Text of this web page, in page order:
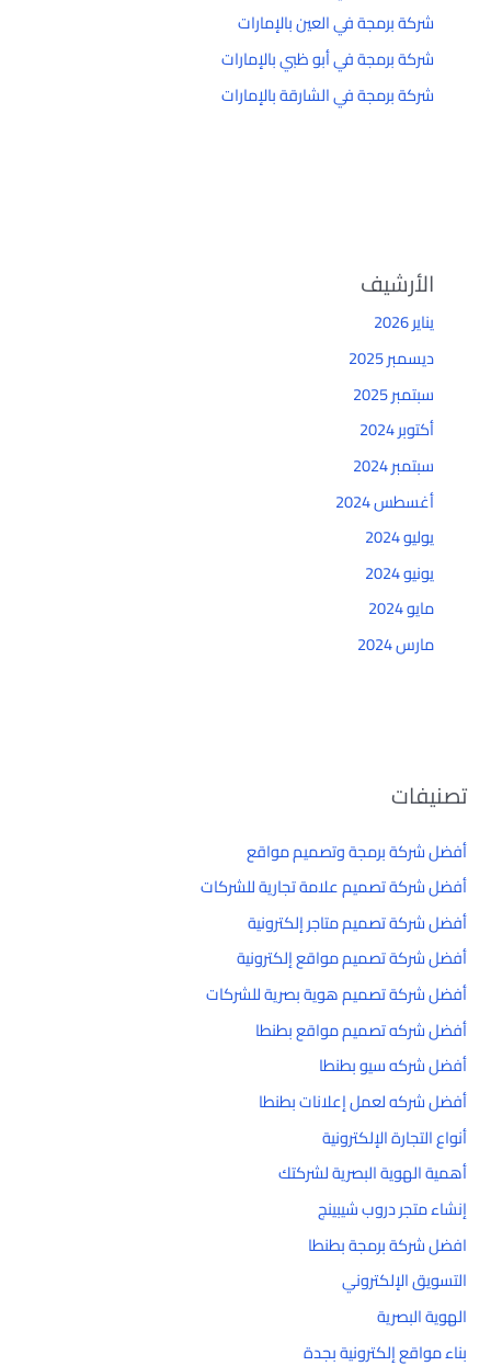
شركة برمجة في العين بالإمارات
شركة برمجة في أبو ظبي بالإمارات
شركة برمجة في الشارقة بالإمارات
الأرشيف
يناير 2026
ديسمبر 2025
سبتمبر 2025
أكتوبر 2024
سبتمبر 2024
أغسطس 2024
يوليو 2024
يونيو 2024
مايو 2024
مارس 2024
تصنيفات
أفضل شركة برمجة وتصميم مواقع
أفضل شركة تصميم علامة تجارية للشركات
أفضل شركة تصميم متاجر إلكترونية
أفضل شركة تصميم مواقع إلكترونية
أفضل شركة تصميم هوية بصرية للشركات
أفضل شركه تصميم مواقع بطنطا
أفضل شركه سيو بطنطا
أفضل شركه لعمل إعلانات بطنطا
أنواع التجارة الإلكترونية
أهمية الهوية البصرية لشركتك
إنشاء متجر دروب شيبينج
افضل شركة برمجة بطنطا
التسويق الإلكتروني
الهوية البصرية
بناء مواقع إلكترونية بجدة